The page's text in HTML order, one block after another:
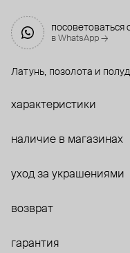
посоветоваться
в WhatsApp →
Латунь, позолота и
характеристики
наличие в магазинах
уход за украшениями
возврат
гарантия